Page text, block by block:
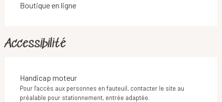
Boutique en ligne
Accessibilité
Handicap moteur
Pour l'accès aux personnes en fauteuil, contacter le site au
préalable pour stationnement, entrée adaptée.